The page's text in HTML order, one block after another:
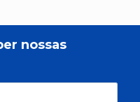
nossas